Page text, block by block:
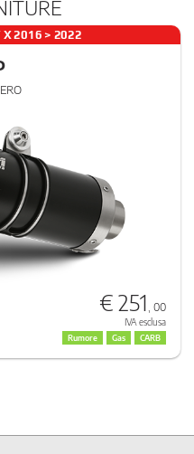
X 2016 > 2022
€ 251 , 00
IVA esclusa
Rumore Gas CARB